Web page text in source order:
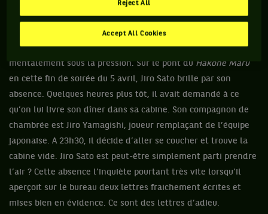
l’Australie s’imposer 3-2 après avoir été menée 0-2. Le 5e
match décisif avait été perdu à la surprise générale par Jiro
Sato, le numéro 3 mondial de l’époque, qui avait craqué
mentalement sous la pression. Sur le pont du Hakone Maru
en cette fin de soirée du 5 avril, Jiro Sato brille par son
absence. Quelques heures plus tôt, il avait demandé à ce
qu’on lui livre son dîner dans sa cabine. Son compagnon de
chambrée est Jiro Yamagishi, joueur remplaçant de l’équipe
japonaise. A 23h30, il décide d’aller se coucher et trouve la
cabine vide. Jiro Sato est peut-être simplement parti prendre
l’air ? Cette absence l’inquiète pourtant très vite lorsqu’il
aperçoit sur le bureau deux lettres fraichement écrites et
mises bien en évidence. Ce sont des lettres d’adieu.
Reject All
Accept All Cookies